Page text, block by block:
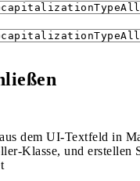
dem UI-Textfeld in
Klasse, und erstellen